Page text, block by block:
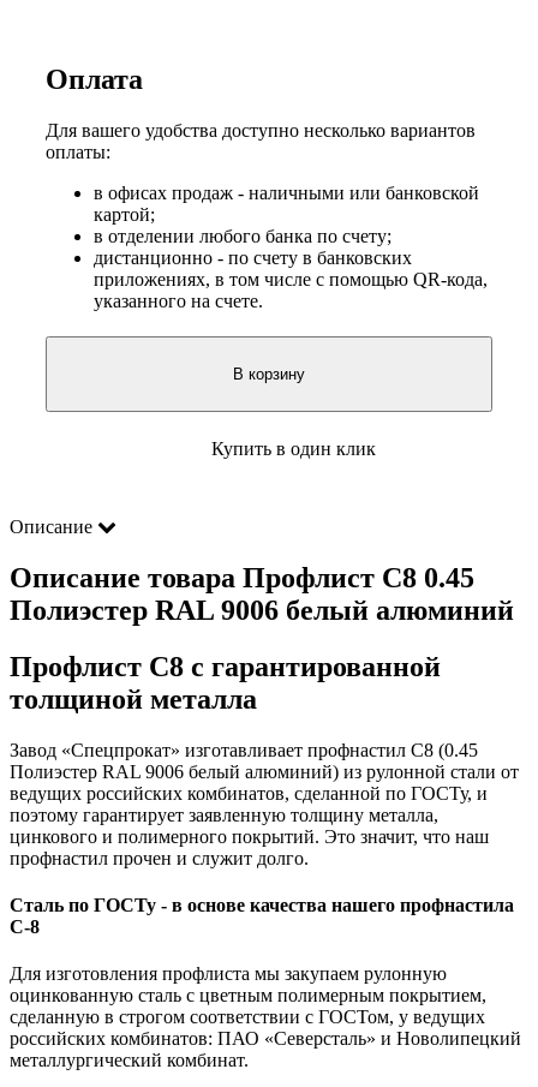
Оплата
Для вашего удобства доступно несколько вариантов
оплаты:
в офисах продаж - наличными или банковской
картой;
в отделении любого банка по счету;
дистанционно - по счету в банковских
приложениях, в том числе с помощью QR-кода,
указанного на счете.
В корзину
Купить в один клик
Описание
Описание товара Профлист С8 0.45
Полиэстер RAL 9006 белый алюминий
Профлист С8 с гарантированной
толщиной металла
Завод «Спецпрокат» изготавливает профнастил С8 (0.45
Полиэстер RAL 9006 белый алюминий) из рулонной стали от
ведущих российских комбинатов, сделанной по ГОСТу, и
поэтому гарантирует заявленную толщину металла,
цинкового и полимерного покрытий. Это значит, что наш
профнастил прочен и служит долго.
Сталь по ГОСТу - в основе качества нашего профнастила
C-8
Для изготовления профлиста мы закупаем рулонную
оцинкованную сталь с цветным полимерным покрытием,
сделанную в строгом соответствии с ГОСТом, у ведущих
российских комбинатов: ПАО «Северсталь» и Новолипецкий
металлургический комбинат.